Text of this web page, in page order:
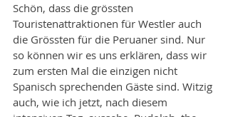
Schön, dass die grössten
Touristenattraktionen für Westler auch
die Grössten für die Peruaner sind. Nur
so können wir es uns erklären, dass wir
zum ersten Mal die einzigen nicht
Spanisch sprechenden Gäste sind. Witzig
auch, wie ich jetzt, nach diesem